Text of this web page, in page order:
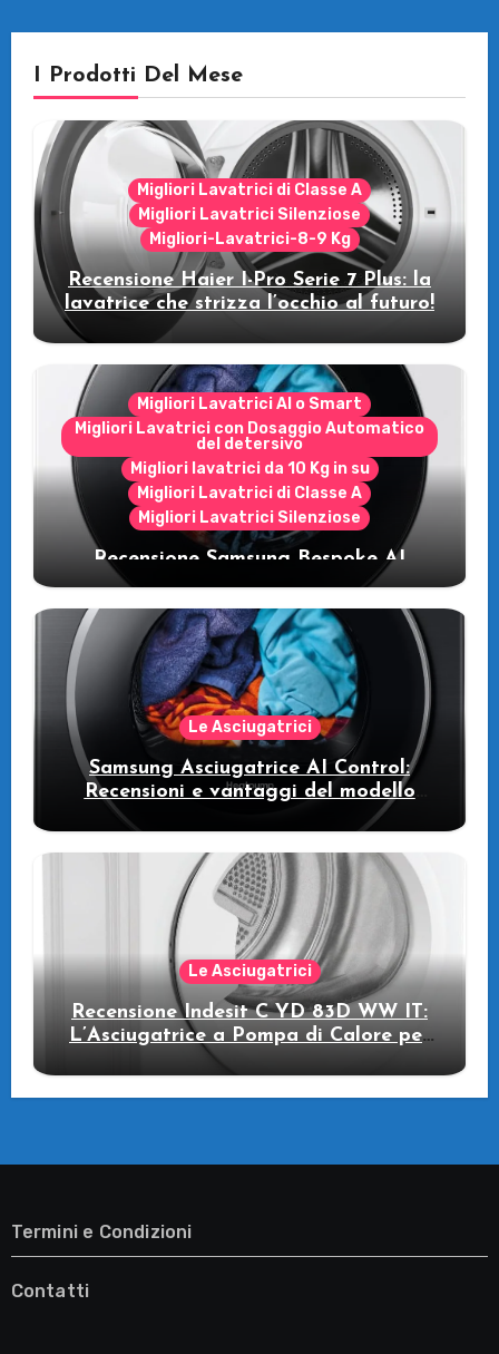
I Prodotti Del Mese
Migliori Lavatrici di Classe A
Migliori Lavatrici Silenziose
Migliori-Lavatrici-8-9 Kg
Recensione Haier I-Pro Serie 7 Plus: la
lavatrice che strizza l’occhio al futuro!
Migliori Lavatrici AI o Smart
Migliori Lavatrici con Dosaggio Automatico
del detersivo
Migliori lavatrici da 10 Kg in su
Migliori Lavatrici di Classe A
Migliori Lavatrici Silenziose
Recensione Samsung Bespoke AI
WW11DB7B94GE/U3: la lavatrice
intelligente che fa risparmiare
Le Asciugatrici
Samsung Asciugatrice AI Control:
Recensioni e vantaggi del modello
Le Asciugatrici
Recensione Indesit C YD 83D WW IT:
L’Asciugatrice a Pompa di Calore per
il Tuo Benessere
Termini e Condizioni
Contatti